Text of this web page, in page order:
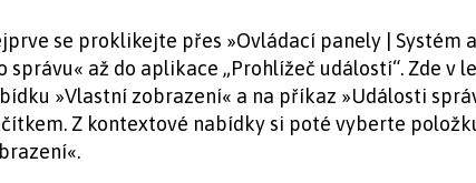
se proklikejte přes »Ovládací panely | Systém
správu« až do aplikace „Prohlížeč událostí“. Zde v
»Vlastní zobrazení« a na příkaz »Události
Z kontextové nabídky si poté vyberte